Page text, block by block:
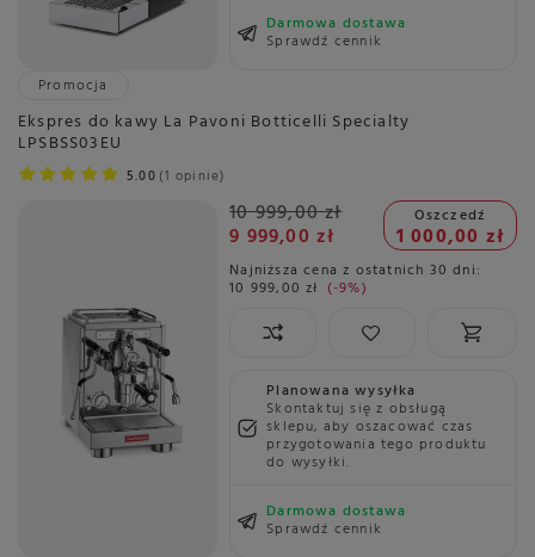
Darmowa dostawa
Sprawdź cennik
Promocja
Ekspres do kawy La Pavoni Botticelli Specialty
LPSBSS03EU
5.00 1 opinie
10 999,00 zł
9 999,00 zł
Oszczedź
1 000,00 zł
Najniższa cena z ostatnich 30 dni:
10 999,00 zł -9%
Planowana wysyłka
Skontaktuj się z obsługą
sklepu, aby oszacować czas
przygotowania tego produktu
do wysyłki.
Darmowa dostawa
Sprawdź cennik